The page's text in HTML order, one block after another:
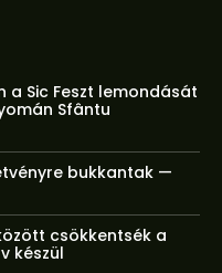
a Sic Feszt lemondását
Sfântu
bukkantak —
csökkentsék a
készül